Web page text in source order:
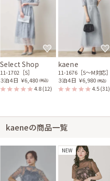
Select Shop
11-1702［S］
３泊４日 ￥6,480 (税込)
4.8(12)
kaene
11-1676［S〜M対応］
３泊４日 ￥6,980 (税込)
4.5(31)
kaeneの商品一覧
NEW